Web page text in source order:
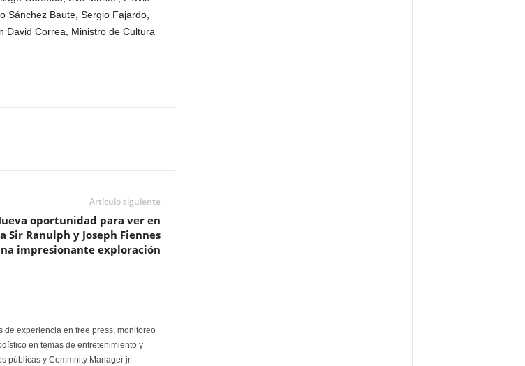
Sánchez Baute, Sergio Fajardo,
Correa, Ministro de Cultura
Artículo siguiente
oportunidad para ver en
a Sir Ranulph y Joseph Fiennes
impresionante exploración
de experiencia en free press, monitoreo
en temas de entretenimiento y
públicas y Commnity Manager jr.